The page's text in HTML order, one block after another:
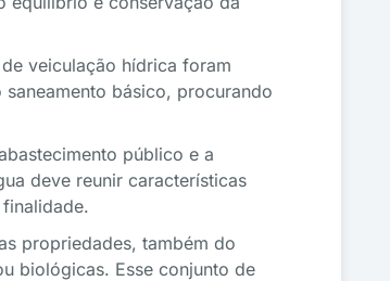
veiculação hídrica foram
básico, procurando
público e a
deve reunir características
propriedades, também do
biológicas. Esse conjunto de